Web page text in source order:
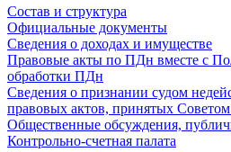
Состав и структура
Официальные документы
Сведения о доходах и имуществе
Правовые акты по ПДн вместе с
обработки ПДн
Сведения о признании судом
правовых актов, принятых
Общественные обсуждения,
Контрольно-счетная палата